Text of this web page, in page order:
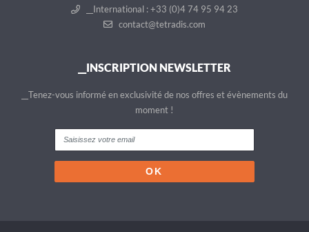
__International : +33 (0)4 74 95 94 23
contact@tetradis.com
__INSCRIPTION NEWSLETTER
__Tenez-vous informé en exclusivité de nos offres et évènements du
moment !